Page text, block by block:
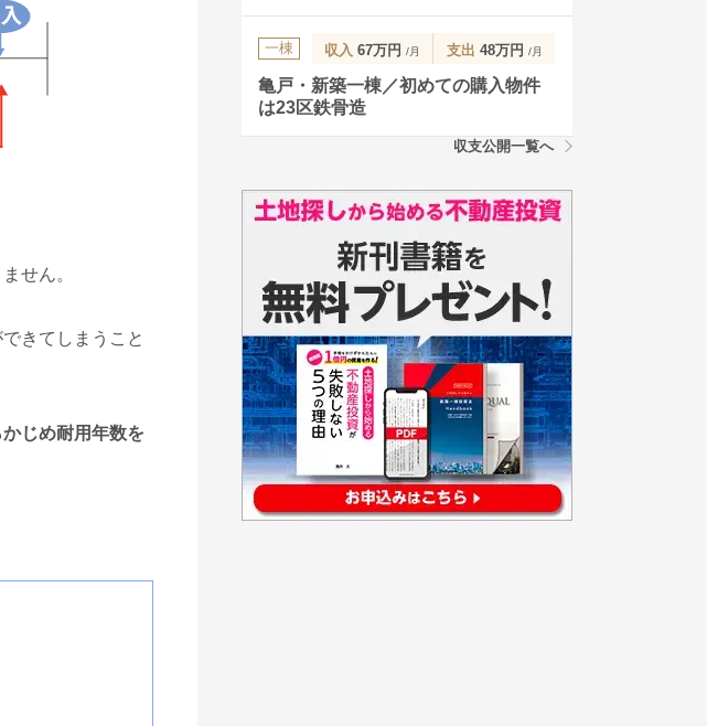
せん。
きてしまうこと
かじめ耐用年数を
一棟 収入 67万円 /月 支出 48万円 /月
亀戸・新築一棟／初めての購入物件
は23区鉄骨造
収支公開一覧へ